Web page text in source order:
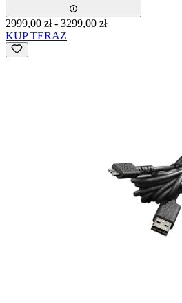
2999,00 zł- 3299,00 zł
KUP TERAZ